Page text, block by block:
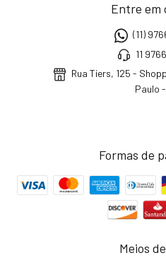
Entre em
(11)
11
Rua Tiers, 125 -
Paulo
Formas de
Meios